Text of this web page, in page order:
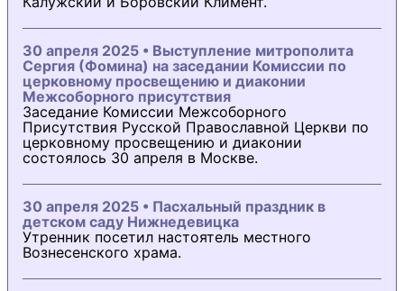
30 апреля 2025 • Выступление митрополита
Сергия (Фомина) на заседании Комиссии по
церковному просвещению и диаконии
Межсоборного присутствия
Заседание Комиссии Межсоборного
Присутствия Русской Православной Церкви по
церковному просвещению и диаконии
состоялось 30 апреля в Москве.
30 апреля 2025 • Пасхальный праздник в
детском саду Нижнедевицка
Утренник посетил настоятель местного
Вознесенского храма.